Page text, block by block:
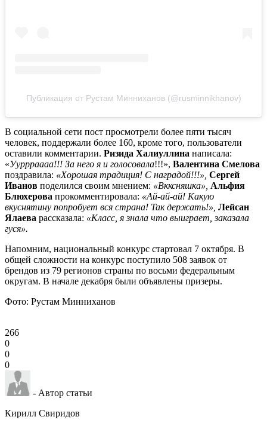
Публикация от Рустам Минниханов (@rusminnikhanov)
В социальной сети пост просмотрели более пяти тысяч
человек, поддержали более 160, кроме того, пользователи
оставили комментарии. Ризида Халиуллина написала:
«Ууррраааа!!! За него я и голосовала!!!», Валентина Смелова
поздравила: «Хорошая традиция! С наградой!!!», Сергей
Иванов поделился своим мнением: «Вкксняшка», Альфия
Блюхерова прокомментировала: «Ай-ай-ай! Какую
вкуснятину попробует вся страна! Так держать!», Лейсан
Ялаева рассказала: «Класс, я знала что выиграет, заказала
гуся».
Напомним, национальный конкурс стартовал 7 октября. В
общей сложности на конкурс поступило 508 заявок от
брендов из 79 регионов страны по восьми федеральным
округам. В начале декабря были объявлены призеры.
Фото: Рустам Минниханов
266
0
0
0
- Автор статьи
Кирилл Свиридов